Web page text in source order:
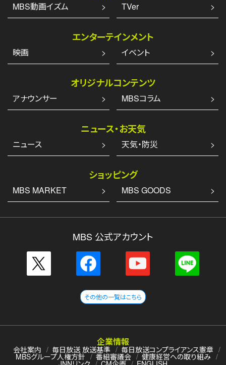
MBS動画イズム TVer
エンターテインメント
映画 イベント
オリジナルコンテンツ
アナウンサー MBSコラム
ニュース・お天気
ニュース 天気・防災
ショッピング
MBS MARKET MBS GOODS
MBS 公式アカウント
その他の一覧はこちら
企業情報
会社案内 毎日放送 放送基準 毎日放送コンプライアンス憲章
MBSグループ人権方針 番組審議会 健康経営への取り組み